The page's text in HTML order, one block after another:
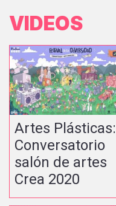
VIDEOS
Artes Plásticas:
Conversatorio
salón de artes
Crea 2020